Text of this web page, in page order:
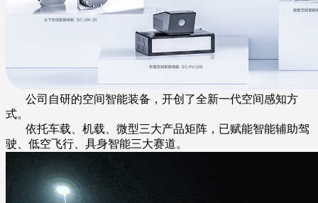
公司自研的空间智能装备，开创了全新一代空间感知方
式。
依托车载、机载、微型三大产品矩阵，已赋能智能辅助驾
驶、低空飞行、具身智能三大赛道。